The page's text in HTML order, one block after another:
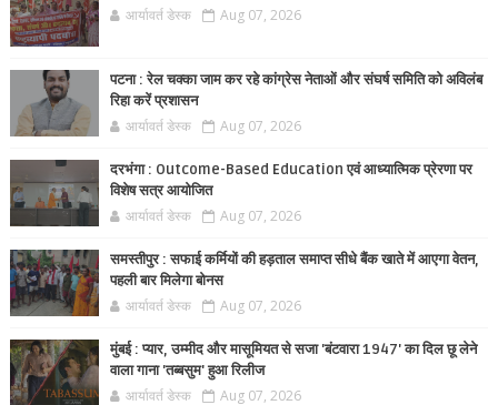
आर्यावर्त डेस्क Aug 07, 2026
पटना : रेल चक्का जाम कर रहे कांग्रेस नेताओं और संघर्ष समिति को अविलंब
रिहा करें प्रशासन
आर्यावर्त डेस्क Aug 07, 2026
दरभंगा : Outcome-Based Education एवं आध्यात्मिक प्रेरणा पर
विशेष सत्र आयोजित
आर्यावर्त डेस्क Aug 07, 2026
समस्तीपुर : सफाई कर्मियों की हड़ताल समाप्त सीधे बैंक खाते में आएगा वेतन,
पहली बार मिलेगा बोनस
आर्यावर्त डेस्क Aug 07, 2026
मुंबई : प्यार, उम्मीद और मासूमियत से सजा 'बंटवारा 1947' का दिल छू लेने
वाला गाना 'तब्बसुम' हुआ रिलीज
आर्यावर्त डेस्क Aug 07, 2026